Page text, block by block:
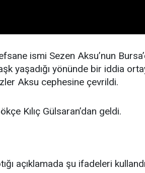
ismi Sezen Aksu’nun
yaşadığı yönünde bir iddia
Aksu cephesine çevrildi.
Kılıç Gülsaran’dan geldi.
açıklamada şu ifadeleri